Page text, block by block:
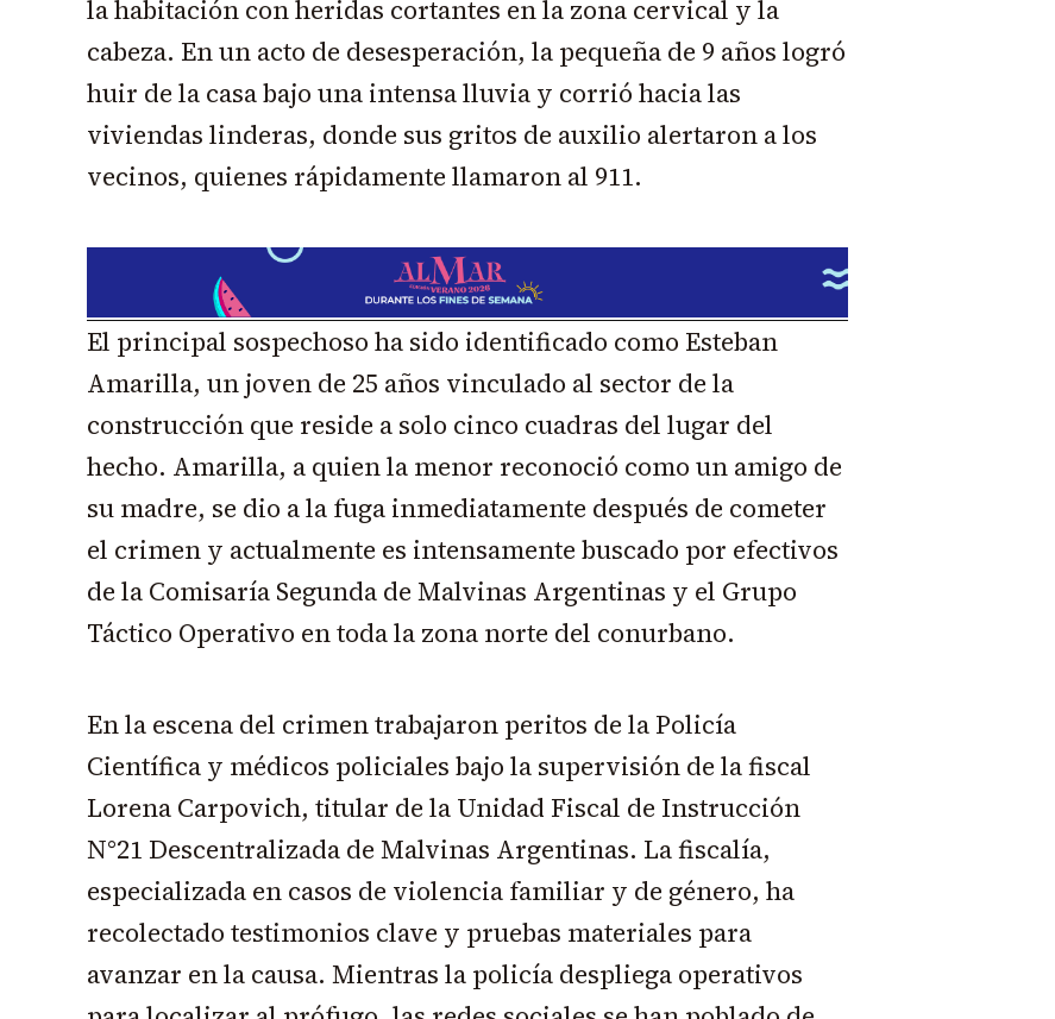
la habitación con heridas cortantes en la zona cervical y la
cabeza. En un acto de desesperación, la pequeña de 9 años logró
huir de la casa bajo una intensa lluvia y corrió hacia las
viviendas linderas, donde sus gritos de auxilio alertaron a los
vecinos, quienes rápidamente llamaron al 911.
El principal sospechoso ha sido identificado como Esteban
Amarilla, un joven de 25 años vinculado al sector de la
construcción que reside a solo cinco cuadras del lugar del
hecho. Amarilla, a quien la menor reconoció como un amigo de
su madre, se dio a la fuga inmediatamente después de cometer
el crimen y actualmente es intensamente buscado por efectivos
de la Comisaría Segunda de Malvinas Argentinas y el Grupo
Táctico Operativo en toda la zona norte del conurbano.
En la escena del crimen trabajaron peritos de la Policía
Científica y médicos policiales bajo la supervisión de la fiscal
Lorena Carpovich, titular de la Unidad Fiscal de Instrucción
N°21 Descentralizada de Malvinas Argentinas. La fiscalía,
especializada en casos de violencia familiar y de género, ha
recolectado testimonios clave y pruebas materiales para
avanzar en la causa. Mientras la policía despliega operativos